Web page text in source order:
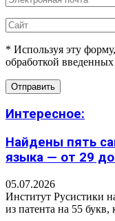
* Используя эту
обработкой
Интересное:
Найдены пять
языка — от 29
05.07.2026
Институт Русистики
из патента на 55